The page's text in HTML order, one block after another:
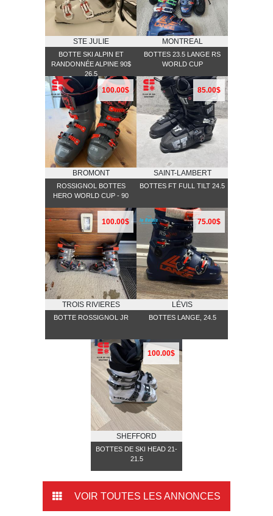
STE JULIE
BOTTE SKI ALPIN ET
RANDONNÉE ALPINE 90$
26.5
MONTREAL
BOTTES 23.5 LANGE RS
WORLD CUP
100.00$
BROMONT
ROSSIGNOL BOTTES
HERO WORLD CUP - 90
85.00$
SAINT-LAMBERT
BOTTES FT FULL TILT 24.5
100.00$
TROIS RIVIERES
BOTTE ROSSIGNOL JR
75.00$
LÉVIS
BOTTES LANGE, 24.5
100.00$
SHEFFORD
BOTTES DE SKI HEAD 21-
21.5
VOIR TOUTES LES ANNONCES